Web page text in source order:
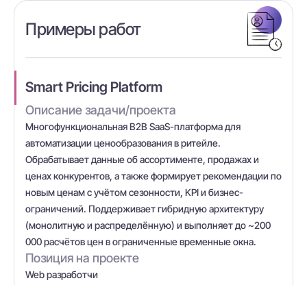
Примеры работ
Smart Pricing Platform
Описание задачи/проекта
Многофункциональная B2B SaaS-платформа для
автоматизации ценообразования в ритейле.
Обрабатывает данные об ассортименте, продажах и
ценах конкурентов, а также формирует рекомендации по
новым ценам с учётом сезонности, KPI и бизнес-
ограничений. Поддерживает гибридную архитектуру
(монолитную и распределённую) и выполняет до ~200
000 расчётов цен в ограниченные временные окна.
Позиция на проекте
Web разработчи